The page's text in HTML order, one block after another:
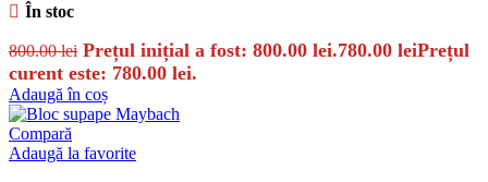
În stoc
800.00lei Prețul inițial a fost: 800.00 lei.780.00 leiPrețul
curent este: 780.00 lei.
Adaugă în coș
Compară
Adaugă la favorite